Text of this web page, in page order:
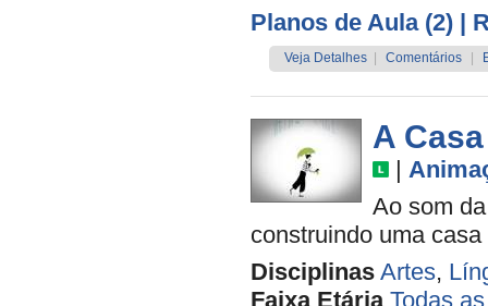
Planos de Aula (2) |
Veja Detalhes Comentários
A Casa
|
Ao som
construindo uma
Disciplinas Artes,
Faixa Etária Todas